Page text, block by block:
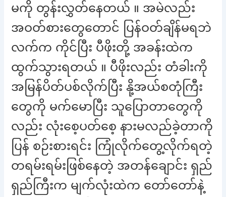
မကို တွန်းလွှတ်နေတယ် ။ အမဲလည်း
အဝတ်စားတွေတောင် ပြန်ဝတ်ချိန်မရဘဲ
လက်က ကိုင်ပြီး ပီဖိုးတို့ အခန်းထဲက
ထွက်သွားရတယ် ။ ပီဖိုးလည်း တံခါးကို
အမြန်ပိတ်ပစ်လိုက်ပြီး နို့အယ်စတုံကြီး
တွေကို မက်မောပြီး သူပြောတာတွေကို
လည်း လုံးစေ့ပတ်စေ့ နားမလည်ခဲ့တာကို
ပြန် စဉ်းစားရင်း ကြုံလိုက်တွေ့လိုက်ရတဲ့
တရမ်းရမ်းဖြစ်နေတဲ့ အတန်ချောင်း ရှည်
ရှည်ကြီးက မျက်လုံးထဲက တော်တော်နဲ့